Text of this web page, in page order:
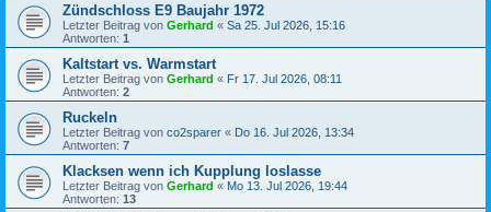
Zündschloss E9 Baujahr 1972
Letzter Beitrag von Gerhard « Sa 25. Jul 2026, 15:16
Antworten: 1
Kaltstart vs. Warmstart
Letzter Beitrag von Gerhard « Fr 17. Jul 2026, 08:11
Antworten: 2
Ruckeln
Letzter Beitrag von co2sparer « Do 16. Jul 2026, 13:34
Antworten: 7
Klacksen wenn ich Kupplung loslasse
Letzter Beitrag von Gerhard « Mo 13. Jul 2026, 19:44
Antworten: 13